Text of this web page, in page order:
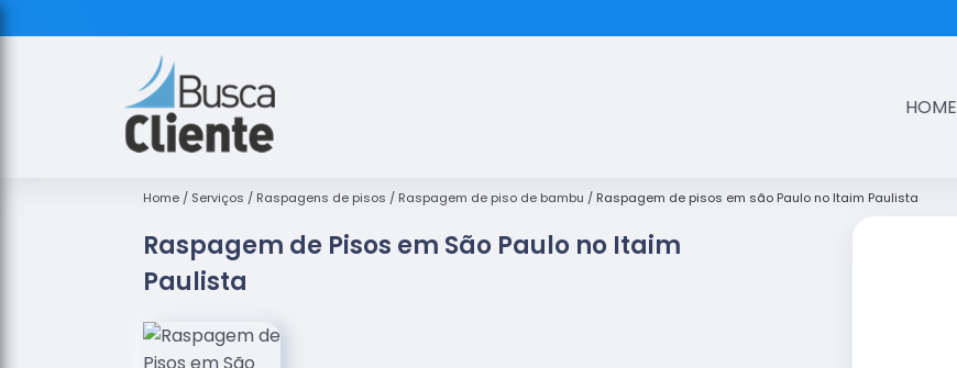
HOME
Home Serviços Raspagens de pisos Raspagem de piso de bambu Raspagem de pisos em são Paulo no Itaim Paulista
Raspagem de Pisos em São Paulo no Itaim
Paulista